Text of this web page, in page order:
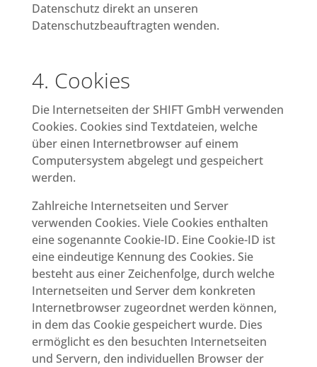
Datenschutz direkt an unseren
Datenschutzbeauftragten wenden.
4. Cookies
Die Internetseiten der SHIFT GmbH verwenden
Cookies. Cookies sind Textdateien, welche
über einen Internetbrowser auf einem
Computersystem abgelegt und gespeichert
werden.
Zahlreiche Internetseiten und Server
verwenden Cookies. Viele Cookies enthalten
eine sogenannte Cookie-ID. Eine Cookie-ID ist
eine eindeutige Kennung des Cookies. Sie
besteht aus einer Zeichenfolge, durch welche
Internetseiten und Server dem konkreten
Internetbrowser zugeordnet werden können,
in dem das Cookie gespeichert wurde. Dies
ermöglicht es den besuchten Internetseiten
und Servern, den individuellen Browser der